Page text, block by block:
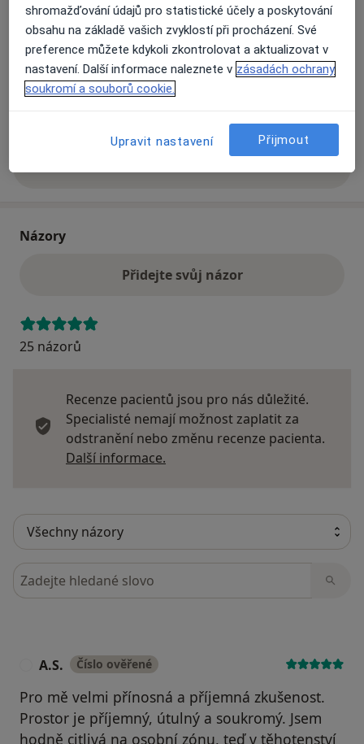
Přiblížit mapuse otevře v nové záložce
Dostupnost
Na této adrese online kalendář není aktivní
o adrese
Názory
Přidejte svůj názor
25 názorů
Recenze pacientů jsou pro nás důležité.
Specialisté nemají možnost zaplatit za
odstranění nebo změnu recenze pacienta.
Další informace.
Hledejte v názorech
A.S. Číslo ověřené
Pro mě velmi přínosná a příjemná zkušenost.
Prostor je příjemný, útulný a soukromý. Jsem
hodně citlivá na osobní zónu, teď v těhotenství
shromažďování údajů pro statistické účely a poskytování
obsahu na základě vašich zvyklostí při procházení. Své
preference můžete kdykoli zkontrolovat a aktualizovat v
nastavení. Další informace naleznete v zásadách ochrany
soukromí a souborů cookie.
Upravit nastavení Přijmout